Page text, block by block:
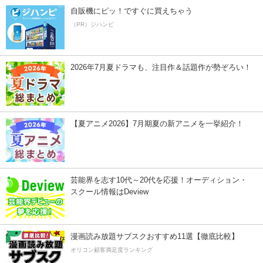
自販機にピッ！ですぐに買えちゃう
（PR）ジハンピ
2026年7月夏ドラマも、注目作＆話題作が勢ぞろい！
【夏アニメ2026】7月期夏の新アニメを一挙紹介！
芸能界を志す10代～20代を応援！オーディション・
スクール情報はDeview
漫画読み放題サブスクおすすめ11選【徹底比較】
オリコン顧客満足度ランキング